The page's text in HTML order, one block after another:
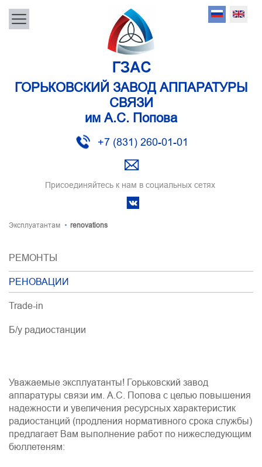
ГОРЬКОВСКИЙ ЗАВОД АППАРАТУРЫ
СВЯЗИ
им А.С. Попова
+7 (831) 260-01-01
Присоединяйтесь к нам в социальных сетях
Эксплуатантам renovations
РЕМОНТЫ
РЕНОВАЦИИ
Trade-in
Б/у радиостанции
Уважаемые эксплуатанты! Горьковский завод
аппаратуры связи им. А.С. Попова с целью повышения
надежности и увеличения ресурсных характеристик
радиостанций (продления нормативного срока службы)
предлагает Вам выполнение работ по нижеследующим
бюллетеням: